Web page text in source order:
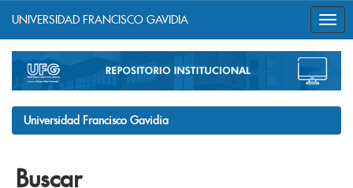
navigation
UNIVERSIDAD FRANCISCO GAVIDIA
Universidad Francisco Gavidia
Buscar